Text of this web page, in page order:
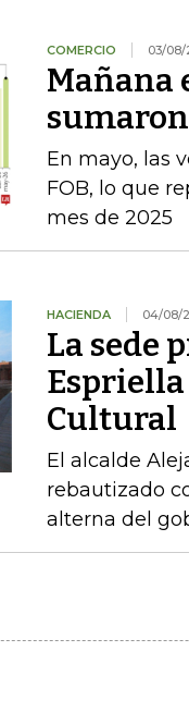
COMERCIO 03/08/
Mañana
En mayo, las
FOB, lo que
mes de 2025
HACIENDA 04/08/
La sede
Espriella
Cultural
El alcalde
rebautizado
alterna del